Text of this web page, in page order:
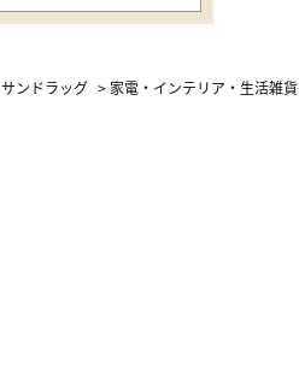
サンドラッグ > 家電・インテリア・生活雑貨